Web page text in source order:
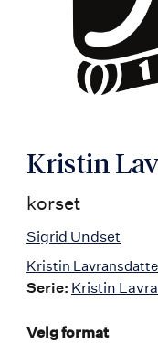
Kristin
korset
Sigrid Undset
Kristin
Serie: Kristin
Velg format